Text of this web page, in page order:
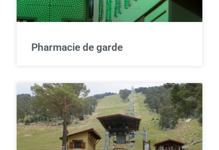
Pharmacie de garde